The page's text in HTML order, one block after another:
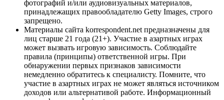
фотографий и/или аудиовизуальных материалов,
принадлежащих правообладателю Getty Images, строго
запрещено.
Материалы сайта korrespondent.net предназначены для
лиц старше 21 года (21+). Участие в азартных играх
может вызвать игровую зависимость. Соблюдайте
правила (принципы) ответственной игры. При
обнаружении первых признаков зависимости
немедленно обратитесь к специалисту. Помните, что
участие в азартных играх не может являться источником
доходов или альтернативой работе. Информационный